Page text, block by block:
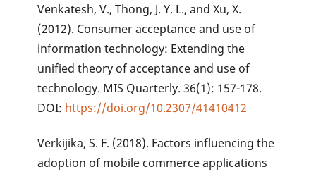
Venkatesh, V., Thong, J. Y. L., and Xu, X.
(2012). Consumer acceptance and use of
information technology: Extending the
unified theory of acceptance and use of
technology. MIS Quarterly. 36(1): 157-178.
DOI: https://doi.org/10.2307/41410412
Verkijika, S. F. (2018). Factors influencing the
adoption of mobile commerce applications